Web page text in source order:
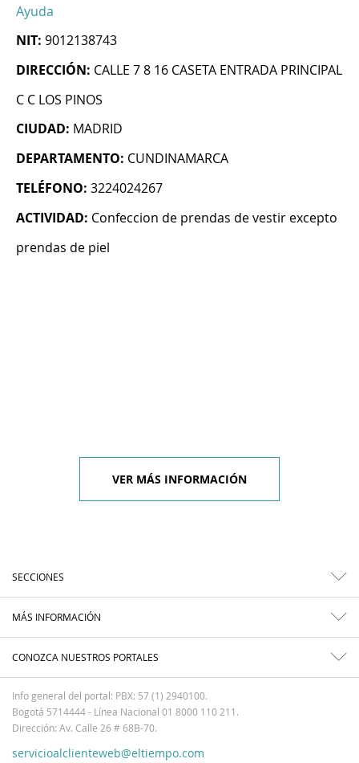
Ayuda
NIT: 9012138743
DIRECCIÓN: CALLE 7 8 16 CASETA ENTRADA PRINCIPAL
C C LOS PINOS
CIUDAD: MADRID
DEPARTAMENTO: CUNDINAMARCA
TELÉFONO: 3224024267
ACTIVIDAD: Confeccion de prendas de vestir excepto
prendas de piel
VER MÁS INFORMACIÓN
SECCIONES
MÁS INFORMACIÓN
CONOZCA NUESTROS PORTALES
Info general del portal: PBX: 57 (1) 2940100.
Bogotá 5714444 - Línea Nacional 01 8000 110 211.
Dirección: Av. Calle 26 # 68B-70.
servicioalclienteweb@eltiempo.com